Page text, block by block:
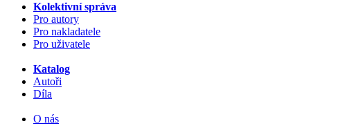
Kolektivní správa
Pro autory
Pro nakladatele
Pro uživatele
Katalog
Autoři
Díla
O nás